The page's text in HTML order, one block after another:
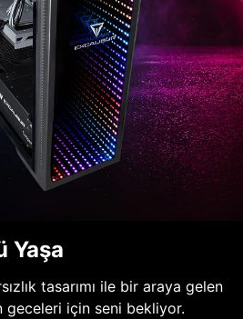
Yaşa
tasarımı ile bir araya gelen
geceleri için seni bekliyor.